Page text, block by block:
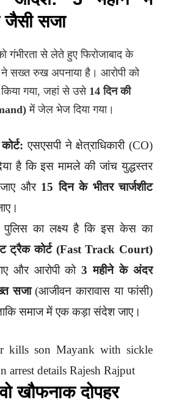
जैसी सजा
गंभीरता से लेते हुए फिरोजाबाद के
सख्त रुख अपनाया है। आरोपी को
गया, जहां से उसे 14 दिन की
में जेल भेज दिया गया।
एसएसपी ने क्षेत्राधिकारी (CO)
है कि इस मामले की जांच युद्धस्तर
जाए और 15 दिन के भीतर चार्जशीट
पुलिस का लक्ष्य है कि इस केस का
ट्रैक कोर्ट (Fast Track Court)
और आरोपी को3 महीने के अंदर
सजा(आजीवन कारावास या फांसी)
समाज में एक कड़ा संदेश जाए।
खौफनाक दोपहर